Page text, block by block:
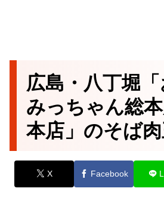
広島・八丁堀
みっちゃん総
本店」のそば
X Facebook